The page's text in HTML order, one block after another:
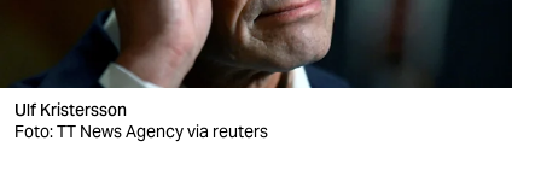
verlag
verlag
veranstaltungen
Ulf Kristersson
Foto: TT News Agency via reuters